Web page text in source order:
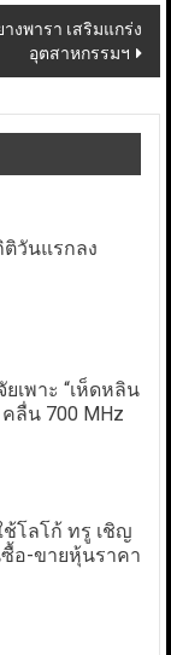
งพารา เสริมแกร่ง
อุตสาหกรรมฯ
วันแรกลง
พาะ “เห็ดหลิน
คลื่น 700 MHz
ช้โลโก้ ทรู เชิญ
อ-ขายหุ้นราคา